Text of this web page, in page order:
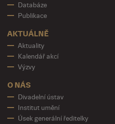
Databáze
Publikace
AKTUÁLNĚ
Aktuality
Kalendář akcí
Výzvy
O NÁS
Divadelní ústav
Institut umění
Úsek generální ředitelky